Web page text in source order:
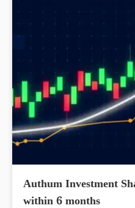
Authum Investment
within 6 months